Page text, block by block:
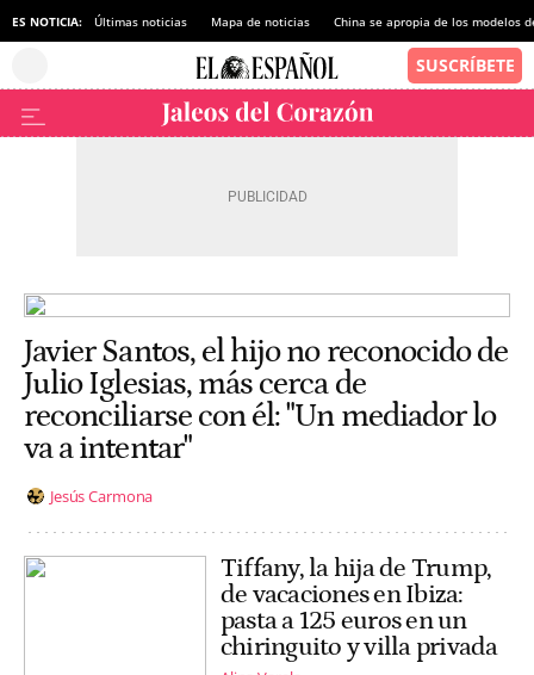
ES NOTICIA: Últimas noticias Mapa de noticias China se apropia de los modelos
Javier Santos, el hijo no reconocido de
Julio Iglesias, más cerca de
reconciliarse con él: "Un mediador lo
va a intentar"
Jesús Carmona
Tiffany, la hija de Trump,
de vacaciones en Ibiza:
pasta a 125 euros en un
chiringuito y villa privada